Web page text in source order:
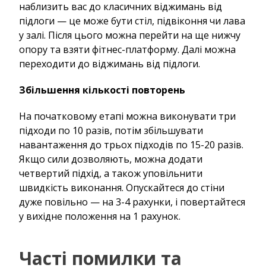
наблизить вас до класичних віджимань від
підлоги — це може бути стіл, підвіконня чи лава
у залі. Після цього можна перейти на ще нижчу
опору та взяти фітнес-платформу. Далі можна
переходити до віджимань від підлоги.
Збільшення кількості повторень
На початковому етапі можна виконувати три
підходи по 10 разів, потім збільшувати
навантаження до трьох підходів по 15-20 разів.
Якщо сили дозволяють, можна додати
четвертий підхід, а також уповільнити
швидкість виконання. Опускайтеся до стіни
дуже повільно — на 3-4 рахунки, і повертайтеся
у вихідне положення на 1 рахунок.
Часті помилки та